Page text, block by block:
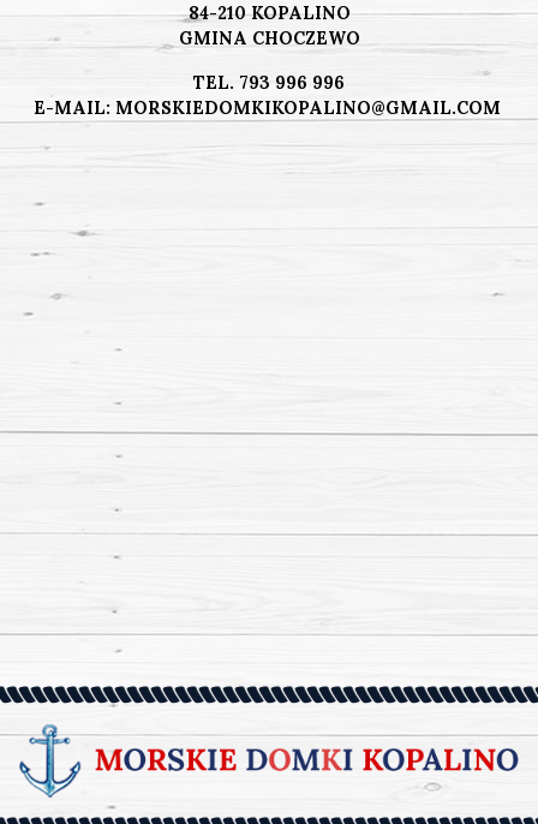
84-210 KOPALINO
GMINA CHOCZEWO
TEL. 793 996 996
E-MAIL: MORSKIEDOMKIKOPALINO@GMAIL.COM